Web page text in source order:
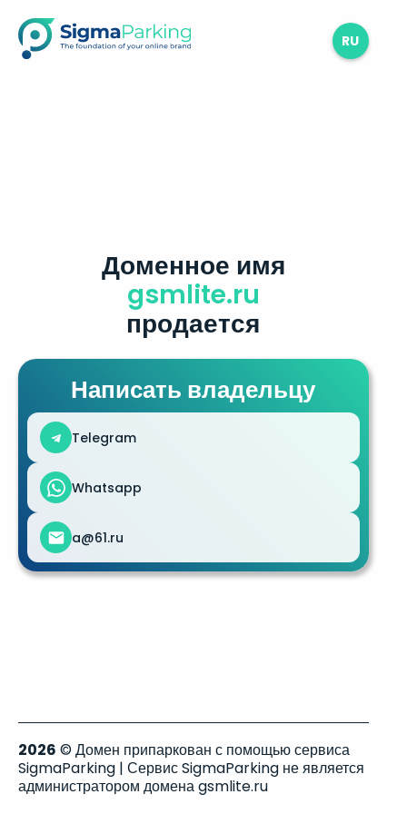
RU
Доменное имя
gsmlite.ru
продается
Написать владельцу
Telegram
Whatsapp
a@61.ru
2026 © Домен припаркован с помощью сервиса
SigmaParking | Сервис SigmaParking не является
администратором домена gsmlite.ru